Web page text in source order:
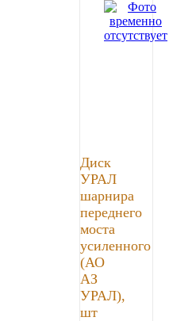
Диск
УРАЛ
шарнира
переднего
моста
усиленного
(АО
АЗ
УРАЛ),
шт